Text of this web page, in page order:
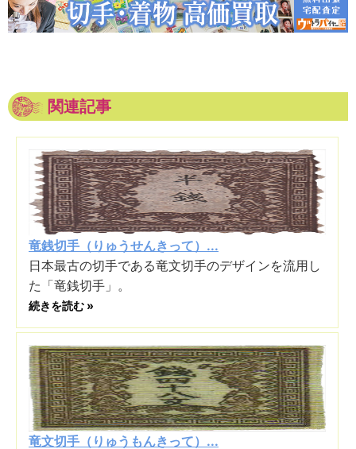
関連記事
竜銭切手（りゅうせんきって）...
日本最古の切手である竜文切手のデザインを流用し
た「竜銭切手」。
続きを読む »
竜文切手（りゅうもんきって）...